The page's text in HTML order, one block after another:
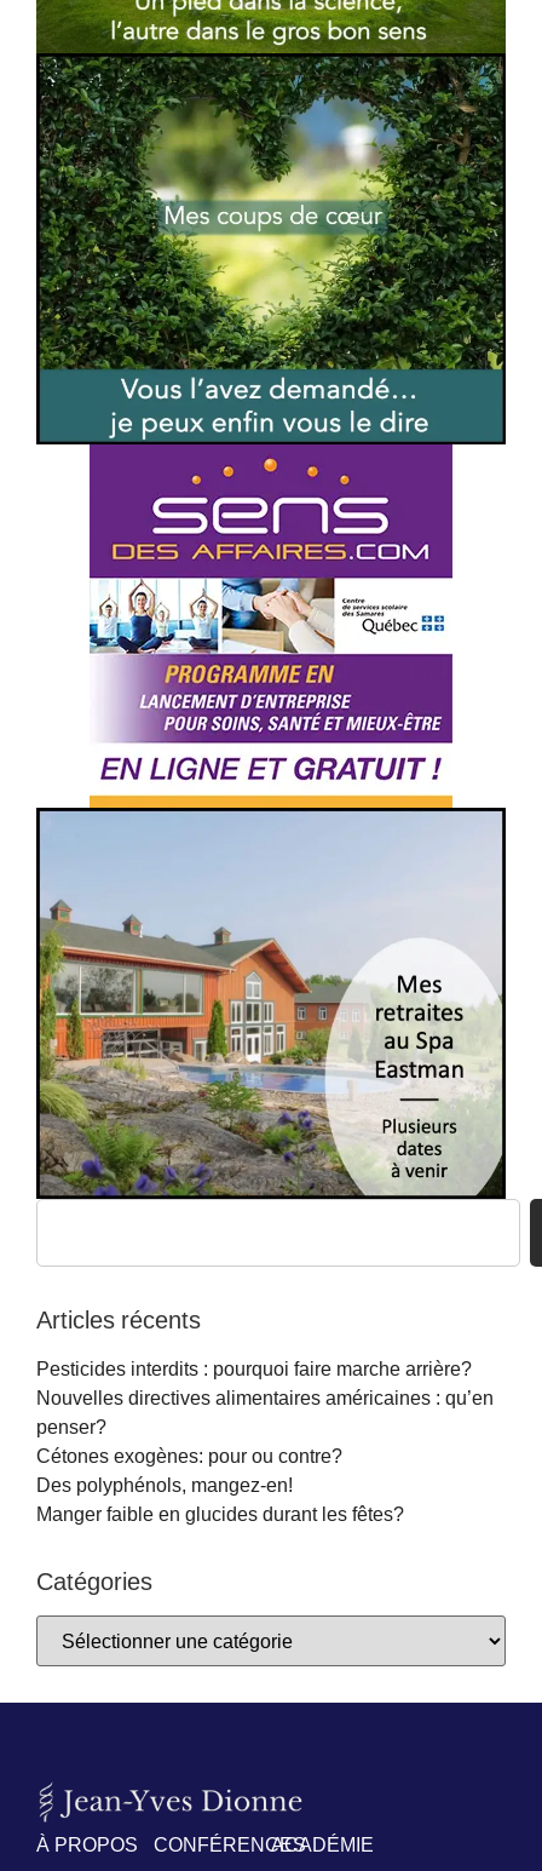
Articles récents
Pesticides interdits : pourquoi faire marche arrière?
Nouvelles directives alimentaires américaines : qu’en
penser?
Cétones exogènes: pour ou contre?
Des polyphénols, mangez-en!
Manger faible en glucides durant les fêtes?
Catégories
À PROPOS
CONFÉRENCESACADÉMIE